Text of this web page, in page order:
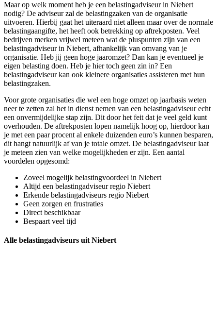
Maar op welk moment heb je een belastingadviseur in Niebert
nodig? De adviseur zal de belastingzaken van de organisatie
uitvoeren. Hierbij gaat het uiteraard niet alleen maar over de normale
belastingaangifte, het heeft ook betrekking op aftrekposten. Veel
bedrijven merken vrijwel meteen wat de pluspunten zijn van een
belastingadviseur in Niebert, afhankelijk van omvang van je
organisatie. Heb jij geen hoge jaaromzet? Dan kan je eventueel je
eigen belasting doen. Heb je hier toch geen zin in? Een
belastingadviseur kan ook kleinere organisaties assisteren met hun
belastingzaken.
Voor grote organisaties die wel een hoge omzet op jaarbasis weten
neer te zetten zal het in dienst nemen van een belastingadviseur echt
een onvermijdelijke stap zijn. Dit door het feit dat je veel geld kunt
overhouden. De aftrekposten lopen namelijk hoog op, hierdoor kan
je met een paar procent al enkele duizenden euro’s kunnen besparen,
dit hangt natuurlijk af van je totale omzet. De belastingadviseur laat
je meteen zien van welke mogelijkheden er zijn. Een aantal
voordelen opgesomd:
Zoveel mogelijk belastingvoordeel in Niebert
Altijd een belastingadviseur regio Niebert
Erkende belastingadviseurs regio Niebert
Geen zorgen en frustraties
Direct beschikbaar
Bespaart veel tijd
Alle belastingadviseurs uit Niebert